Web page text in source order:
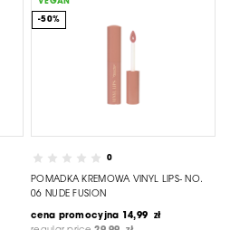
VEGAN
-50%
0
POMADKA KREMOWA VINYL LIPS- NO.
06 NUDE FUSION
cena promocyjna 14,99 zł